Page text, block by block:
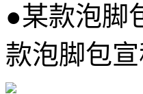
●某款泡脚
款泡脚包